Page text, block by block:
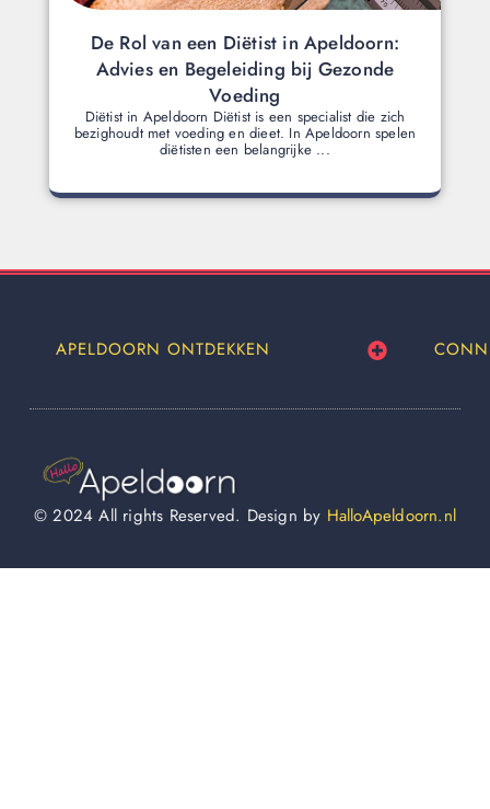
De Rol van een Diëtist in Apeldoorn:
Advies en Begeleiding bij Gezonde
Voeding
Diëtist in Apeldoorn Diëtist is een specialist die zich
bezighoudt met voeding en dieet. In Apeldoorn spelen
diëtisten een belangrijke ...
APELDOORN ONTDEKKEN
© 2024 All rights Reserved. Design by HalloApeldoorn.nl